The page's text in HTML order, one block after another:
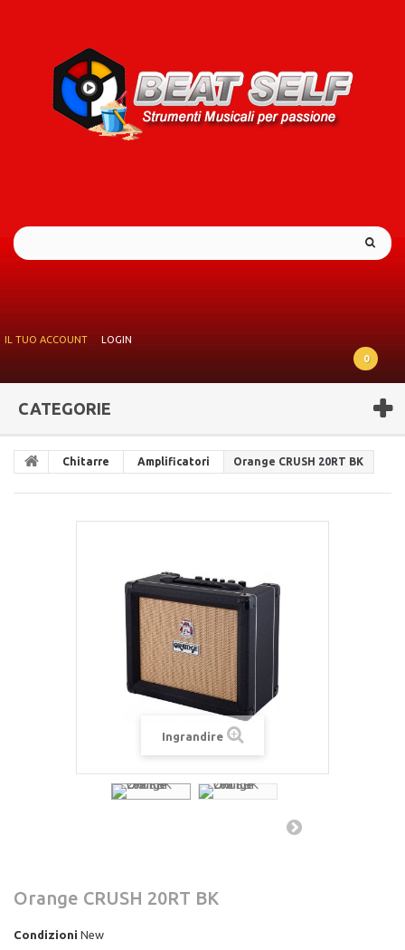
IL TUO ACCOUNT
LOGIN
0
CATEGORIE
Chitarre Amplificatori Orange CRUSH 20RT BK
Ingrandire
Orange CRUSH 20RT BK
Condizioni New